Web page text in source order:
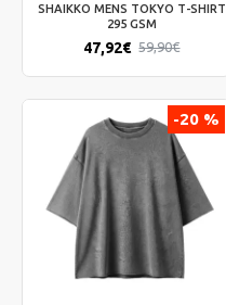
SHAIKKO MENS TOKYO T-SHIRT
295 GSM
47,92€ 59,90€
-20 %